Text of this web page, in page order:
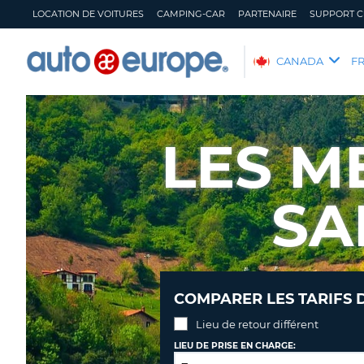
LOCATION DE VOITURES CAMPING-CAR PARTENAIRE SUPPORT
AUTO
EUROPE
CANADA FR
LOCATION
DE
VOITURES
CAMPING-
CAR
PARTENAIRE
SUPPORT
CLIENT
MON
COMPTE
GÉRER
MA
RÉSERVATION
CANADA
LANGUAGE
LES
COMPARER LES TARIFS
Lieu de retour différent
LIEU DE PRISE EN CHARGE: